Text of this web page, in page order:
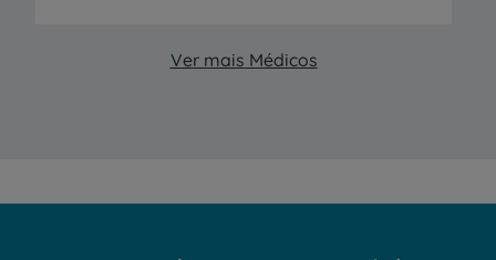
Ver mais Médicos